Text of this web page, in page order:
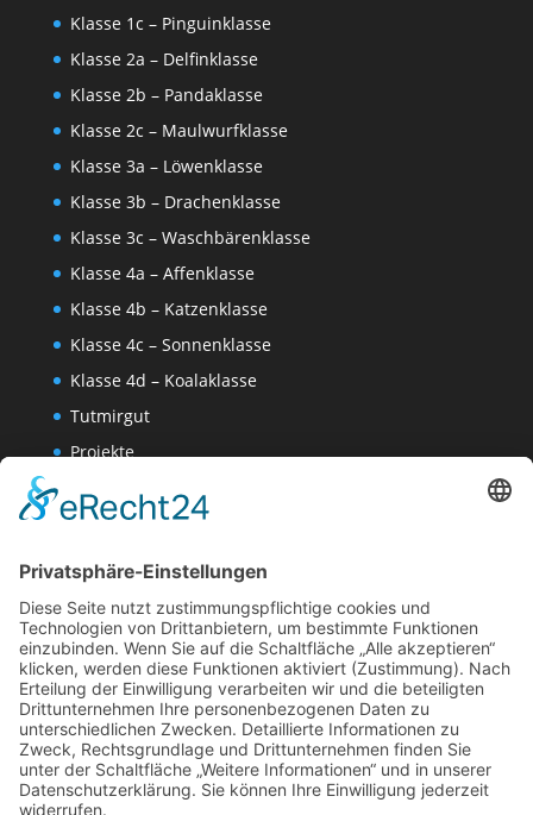
Klasse 1c – Pinguinklasse
Klasse 2a – Delfinklasse
Klasse 2b – Pandaklasse
Klasse 2c – Maulwurfklasse
Klasse 3a – Löwenklasse
Klasse 3b – Drachenklasse
Klasse 3c – Waschbärenklasse
Klasse 4a – Affenklasse
Klasse 4b – Katzenklasse
Klasse 4c – Sonnenklasse
Klasse 4d – Koalaklasse
Tutmirgut
Projekte
Wissenschaften-AG
Datenschutzerklärung
Website Administration